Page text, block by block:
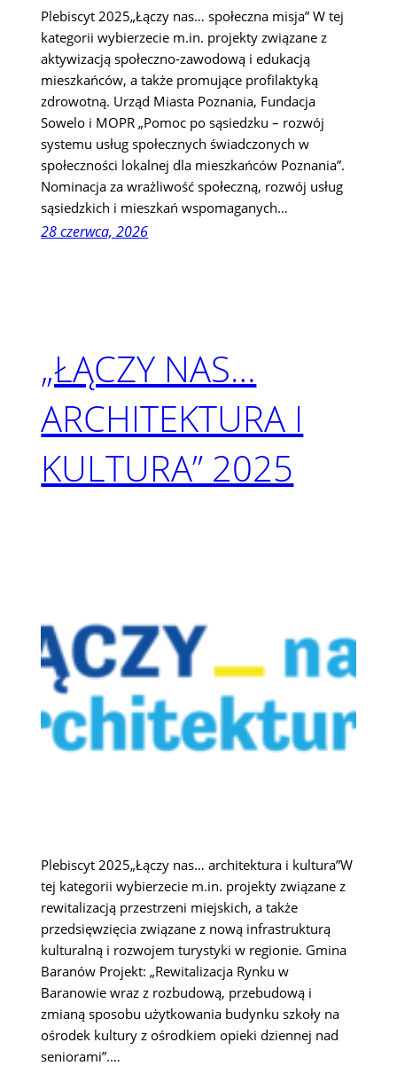
Plebiscyt 2025„Łączy nas… społeczna misja” W tej
kategorii wybierzecie m.in. projekty związane z
aktywizacją społeczno-zawodową i edukacją
mieszkańców, a także promujące profilaktyką
zdrowotną. Urząd Miasta Poznania, Fundacja
Sowelo i MOPR „Pomoc po sąsiedzku – rozwój
systemu usług społecznych świadczonych w
społeczności lokalnej dla mieszkańców Poznania”.
Nominacja za wrażliwość społeczną, rozwój usług
sąsiedzkich i mieszkań wspomaganych…
28 czerwca, 2026
„ŁĄCZY NAS…
ARCHITEKTURA I
KULTURA” 2025
Plebiscyt 2025„Łączy nas… architektura i kultura”W
tej kategorii wybierzecie m.in. projekty związane z
rewitalizacją przestrzeni miejskich, a także
przedsięwzięcia związane z nową infrastrukturą
kulturalną i rozwojem turystyki w regionie. Gmina
Baranów Projekt: „Rewitalizacja Rynku w
Baranowie wraz z rozbudową, przebudową i
zmianą sposobu użytkowania budynku szkoły na
ośrodek kultury z ośrodkiem opieki dziennej nad
seniorami”.…